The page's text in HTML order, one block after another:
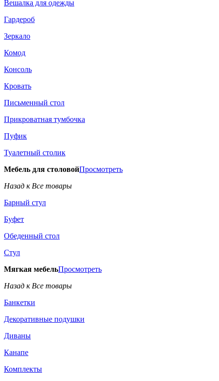
Вешалка для одежды
Гардероб
Зеркало
Комод
Консоль
Кровать
Письменный стол
Прикроватная тумбочка
Пуфик
Туалетный столик
Мебель для столовойПросмотреть
Назад к Все товары
Барный стул
Буфет
Обеденный стол
Стул
Мягкая мебельПросмотреть
Назад к Все товары
Банкетки
Декоративные подушки
Диваны
Канапе
Комплекты